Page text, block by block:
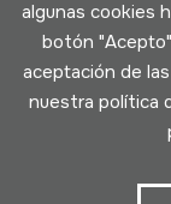
algunas cookies
botón
aceptación de
nuestra política